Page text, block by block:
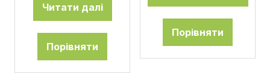
Читати далі
Порівняти
Порівняти